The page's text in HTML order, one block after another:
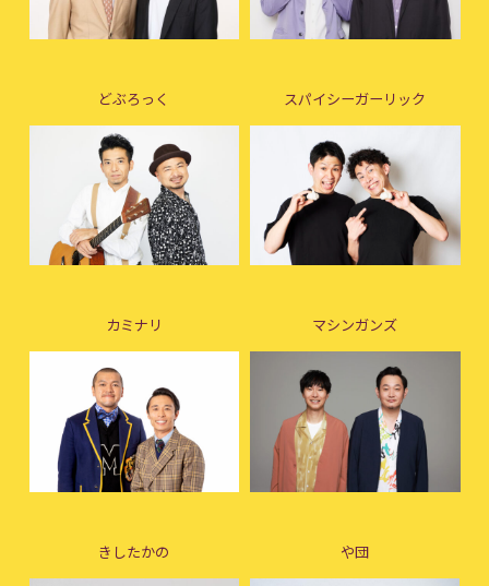
どぶろっく スパイシーガーリック
カミナリ マシンガンズ
きしたかの や団